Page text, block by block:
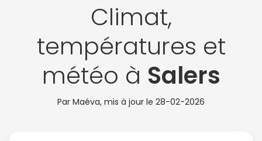
Climat,
températures et
météo à Salers
Par Maéva, mis à jour le 28-02-2026